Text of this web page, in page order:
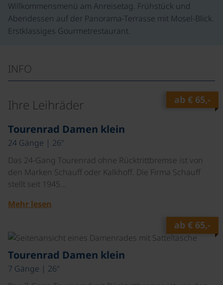
Willkommensmenü am Anreisetag. Frühstück und
Abendessen auf der Panorama-Terrasse mit Mosel-Blick.
Erstklassiges Gourmetrestaurant.
INFO
Ihre Leihräder ab € 65,-
Tourenrad Damen klein
24 Gänge | 26"
Das 24-Gang Tourenrad ohne Rücktrittbremse ist von
den Marken Schauff oder Kalkhoff. Die Firma Schauff
stellt seit 1945…
Mehr lesen
ab € 65,-
Tourenrad Damen klein
7 Gänge | 26"